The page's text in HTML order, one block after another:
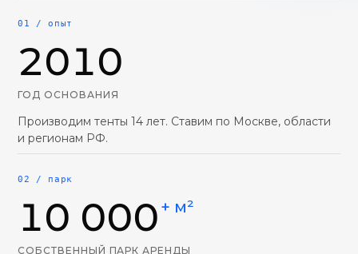
01 / опыт
2010
ГОД ОСНОВАНИЯ
Производим тенты 14 лет. Ставим по Москве, области
и регионам РФ.
02 / парк
10 000 + м²
СОБСТВЕННЫЙ ПАРК АРЕНДЫ